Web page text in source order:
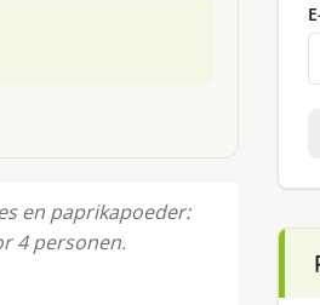
en paprikapoeder:
4 personen.